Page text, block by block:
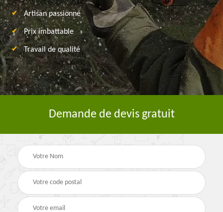
Artisan passionné
Prix imbattable
Travail de qualité
Demande de devis gratuit